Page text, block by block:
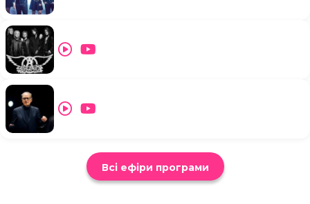
Всі ефіри програми